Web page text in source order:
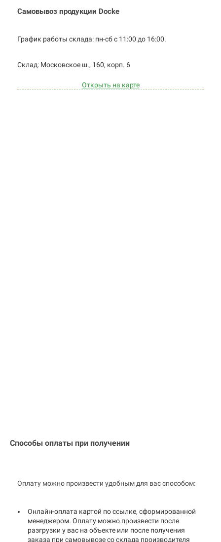
Самовывоз продукции Docke
График работы склада: пн-сб с 11:00 до 16:00.
Cклад: Московское ш., 160, корп. 6
Открыть на карте
Способы оплаты при получении
Оплату можно произвести удобным для вас способом:
Онлайн-оплата картой по ссылке, сформированной
менеджером. Оплату можно произвести после
разгрузки у вас на объекте или после получения
заказа при самовывозе со склада производителя